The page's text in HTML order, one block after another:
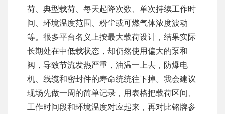
荷、典型载荷、每天起降次数、单次持续工作时
间、环境温度范围、粉尘或可燃气体浓度波动
等。很多平台名义上按最大载荷设计，结果实际
长期处在中低载状态，却仍然使用偏大的泵和
阀，导致节流发热严重，油温一上去，防爆电
机、线缆和密封件的寿命统统往下掉。我会建议
现场先做一周的简单记录，用表格把载荷区间、
工作时间段和环境温度对应起来，再对比铭牌参